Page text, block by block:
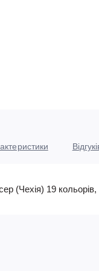
(Чехія) 19